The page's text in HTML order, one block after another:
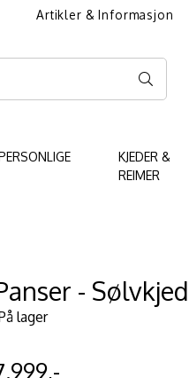
Artikler & Informasjon
KJEDER &
REIMER
-
lager